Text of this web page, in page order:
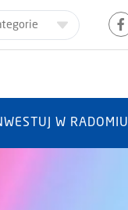
W RADOMIU